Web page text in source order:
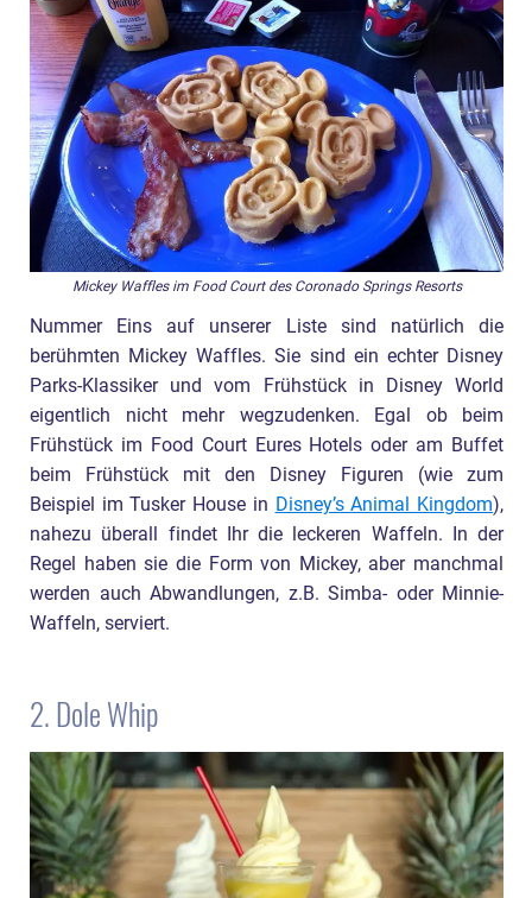
Mickey Waffles im Food Court des Coronado Springs Resorts
Nummer Eins auf unserer Liste sind natürlich die
berühmten Mickey Waffles. Sie sind ein echter Disney
Parks-Klassiker und vom Frühstück in Disney World
eigentlich nicht mehr wegzudenken. Egal ob beim
Frühstück im Food Court Eures Hotels oder am Buffet
beim Frühstück mit den Disney Figuren (wie zum
Beispiel im Tusker House in Disney’s Animal Kingdom),
nahezu überall findet Ihr die leckeren Waffeln. In der
Regel haben sie die Form von Mickey, aber manchmal
werden auch Abwandlungen, z.B. Simba- oder Minnie-
Waffeln, serviert.
2. Dole Whip